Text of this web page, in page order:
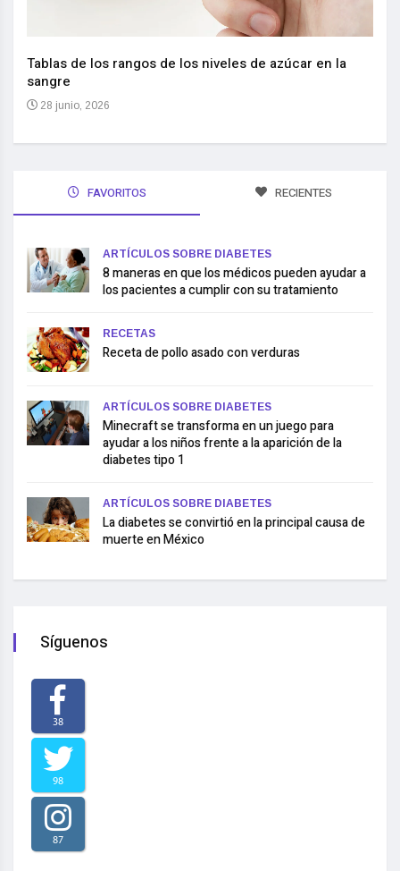
Tablas de los rangos de los niveles de azúcar en la
sangre
28 junio, 2026
FAVORITOS RECIENTES
ARTÍCULOS SOBRE DIABETES
8 maneras en que los médicos pueden ayudar a
los pacientes a cumplir con su tratamiento
RECETAS
Receta de pollo asado con verduras
ARTÍCULOS SOBRE DIABETES
Minecraft se transforma en un juego para
ayudar a los niños frente a la aparición de la
diabetes tipo 1
ARTÍCULOS SOBRE DIABETES
La diabetes se convirtió en la principal causa de
muerte en México
Síguenos
38
98
87